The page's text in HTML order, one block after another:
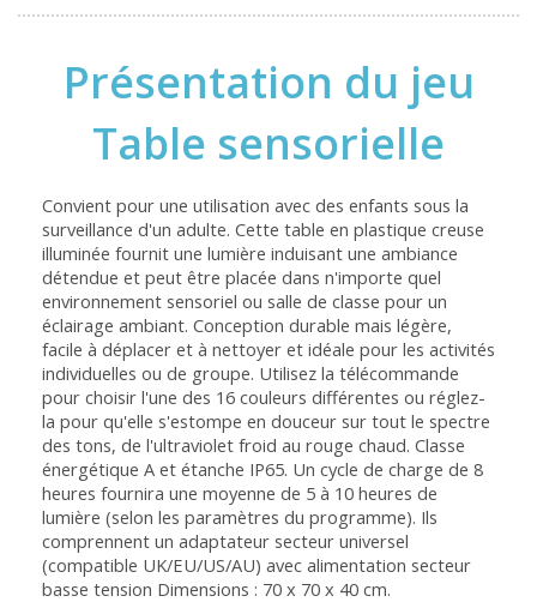
Présentation du jeu
Table sensorielle
Convient pour une utilisation avec des enfants sous la
surveillance d'un adulte. Cette table en plastique creuse
illuminée fournit une lumière induisant une ambiance
détendue et peut être placée dans n'importe quel
environnement sensoriel ou salle de classe pour un
éclairage ambiant. Conception durable mais légère,
facile à déplacer et à nettoyer et idéale pour les activités
individuelles ou de groupe. Utilisez la télécommande
pour choisir l'une des 16 couleurs différentes ou réglez-
la pour qu'elle s'estompe en douceur sur tout le spectre
des tons, de l'ultraviolet froid au rouge chaud. Classe
énergétique A et étanche IP65. Un cycle de charge de 8
heures fournira une moyenne de 5 à 10 heures de
lumière (selon les paramètres du programme). Ils
comprennent un adaptateur secteur universel
(compatible UK/EU/US/AU) avec alimentation secteur
basse tension Dimensions : 70 x 70 x 40 cm.